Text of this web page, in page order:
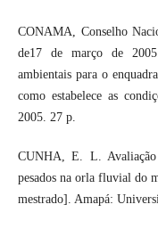
CONAMA, Conselho
de17 de março de
ambientais para o
como estabelece as
2005. 27 p.
CUNHA, E. L. Avaliação
pesados na orla fluvial do
mestrado]. Amapá: